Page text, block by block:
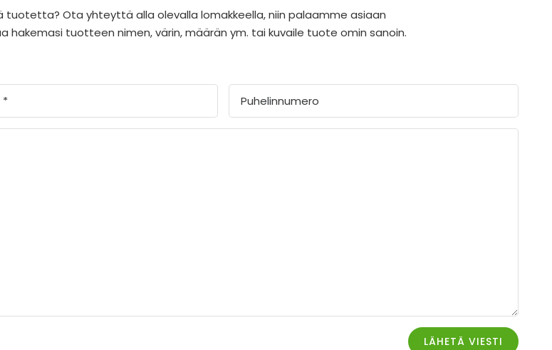
Ota yhteyttä alla olevalla lomakkeella, niin palaamme asiaan
hakemasi tuotteen nimen, värin, määrän ym. tai kuvaile tuote omin sanoin.
LÄHETÄ VIESTI